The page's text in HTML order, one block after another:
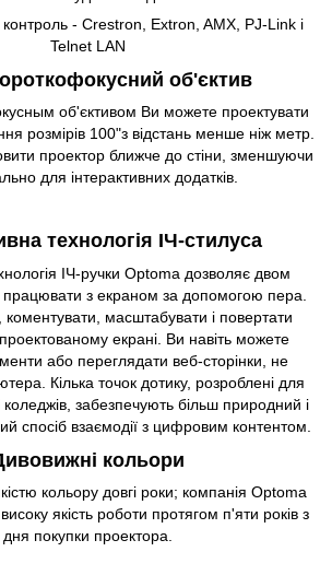
- Crestron, Extron, AMX, PJ-Link і
Telnet LAN
об'єктив
об'єктивом Ви можете проектувати
розмірів 100"з відстань менше ніж метр.
проектор ближче до стіни, зменшуючи
для інтерактивних додатків.
технологія ІЧ-стилуса
ІЧ-ручки Optoma дозволяє двом
з екраном за допомогою пера.
масштабувати і повертати
екрані. Ви навіть можете
або переглядати веб-сторінки, не
Кілька точок дотику, розроблені для
коледжів, забезпечують більш природний і
спосіб взаємодії з цифровим контентом.
кольори
кольору довгі роки; компанія Optoma
якість роботи протягом п'яти років з
дня покупки проектора.